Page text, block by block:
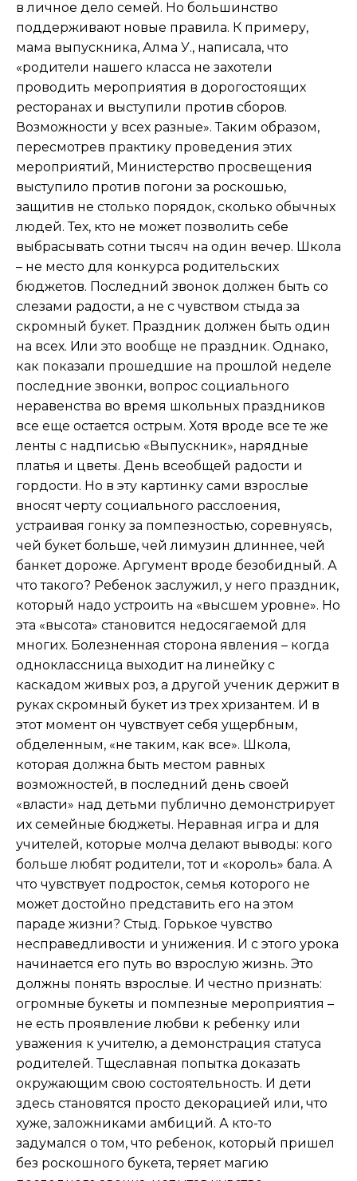
в личное дело семей. Но большинство
поддерживают новые правила. К примеру,
мама выпускника, Алма У., написала, что
«родители нашего класса не захотели
проводить мероприятия в дорогостоящих
ресторанах и выступили против сборов.
Возможности у всех разные». Таким образом,
пересмотрев практику проведения этих
мероприятий, Министерство просвещения
выступило против погони за роскошью,
защитив не столько порядок, сколько обычных
людей. Тех, кто не может позволить себе
выбрасывать сотни тысяч на один вечер. Школа
– не место для конкурса родительских
бюджетов. Последний звонок должен быть со
слезами радости, а не с чувством стыда за
скромный букет. Праздник должен быть один
на всех. Или это вообще не праздник. Однако,
как показали прошедшие на прошлой неделе
последние звонки, вопрос социального
неравенства во время школьных праздников
все еще остается острым. Хотя вроде все те же
ленты с надписью «Выпускник», нарядные
платья и цветы. День всеобщей радости и
гордости. Но в эту картинку сами взрослые
вносят черту социального расслоения,
устраивая гонку за помпезностью, соревнуясь,
чей букет больше, чей лимузин длиннее, чей
банкет дороже. Аргумент вроде безобидный. А
что такого? Ребенок заслужил, у него праздник,
который надо устроить на «высшем уровне». Но
эта «высота» становится недосягаемой для
многих. Болезненная сторона явления – когда
одноклассница выходит на линейку с
каскадом живых роз, а другой ученик держит в
руках скромный букет из трех хризантем. И в
этот момент он чувствует себя ущербным,
обделенным, «не таким, как все». Школа,
которая должна быть местом равных
возможностей, в последний день своей
«власти» над детьми публично демонстрирует
их семейные бюджеты. Неравная игра и для
учителей, которые молча делают выводы: кого
больше любят родители, тот и «король» бала. А
что чувствует подросток, семья которого не
может достойно представить его на этом
параде жизни? Стыд. Горькое чувство
несправедливости и унижения. И с этого урока
начинается его путь во взрослую жизнь. Это
должны понять взрослые. И честно признать:
огромные букеты и помпезные мероприятия –
не есть проявление любви к ребенку или
уважения к учителю, а демонстрация статуса
родителей. Тщеславная попытка доказать
окружающим свою состоятельность. И дети
здесь становятся просто декорацией или, что
хуже, заложниками амбиций. А кто-то
задумался о том, что ребенок, который пришел
без роскошного букета, теряет магию